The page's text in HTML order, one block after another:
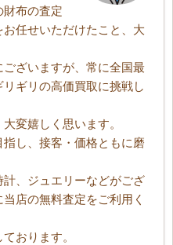
財布の査定
任せいただけたこと、大
ざいますが、常に全国最
ギリの高価買取に挑戦し
変嬉しく思います。
し、接客・価格ともに磨
、ジュエリーなどがござ
店の無料査定をご利用く
おります。